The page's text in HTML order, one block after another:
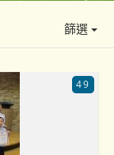
篩選
49